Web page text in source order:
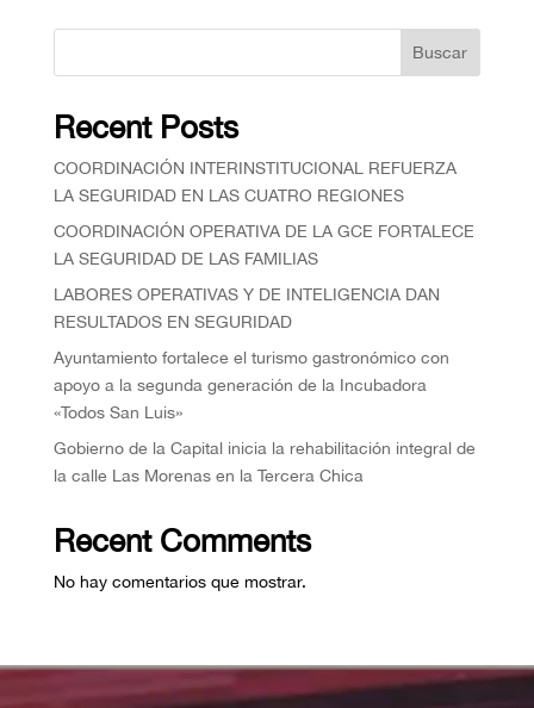
Buscar
Recent Posts
COORDINACIÓN INTERINSTITUCIONAL REFUERZA
LA SEGURIDAD EN LAS CUATRO REGIONES
COORDINACIÓN OPERATIVA DE LA GCE FORTALECE
LA SEGURIDAD DE LAS FAMILIAS
⁠LABORES OPERATIVAS Y DE INTELIGENCIA DAN
RESULTADOS EN SEGURIDAD
Ayuntamiento fortalece el turismo gastronómico con
apoyo a la segunda generación de la Incubadora
«Todos San Luis»
Gobierno de la Capital inicia la rehabilitación integral de
la calle Las Morenas en la Tercera Chica
Recent Comments
No hay comentarios que mostrar.